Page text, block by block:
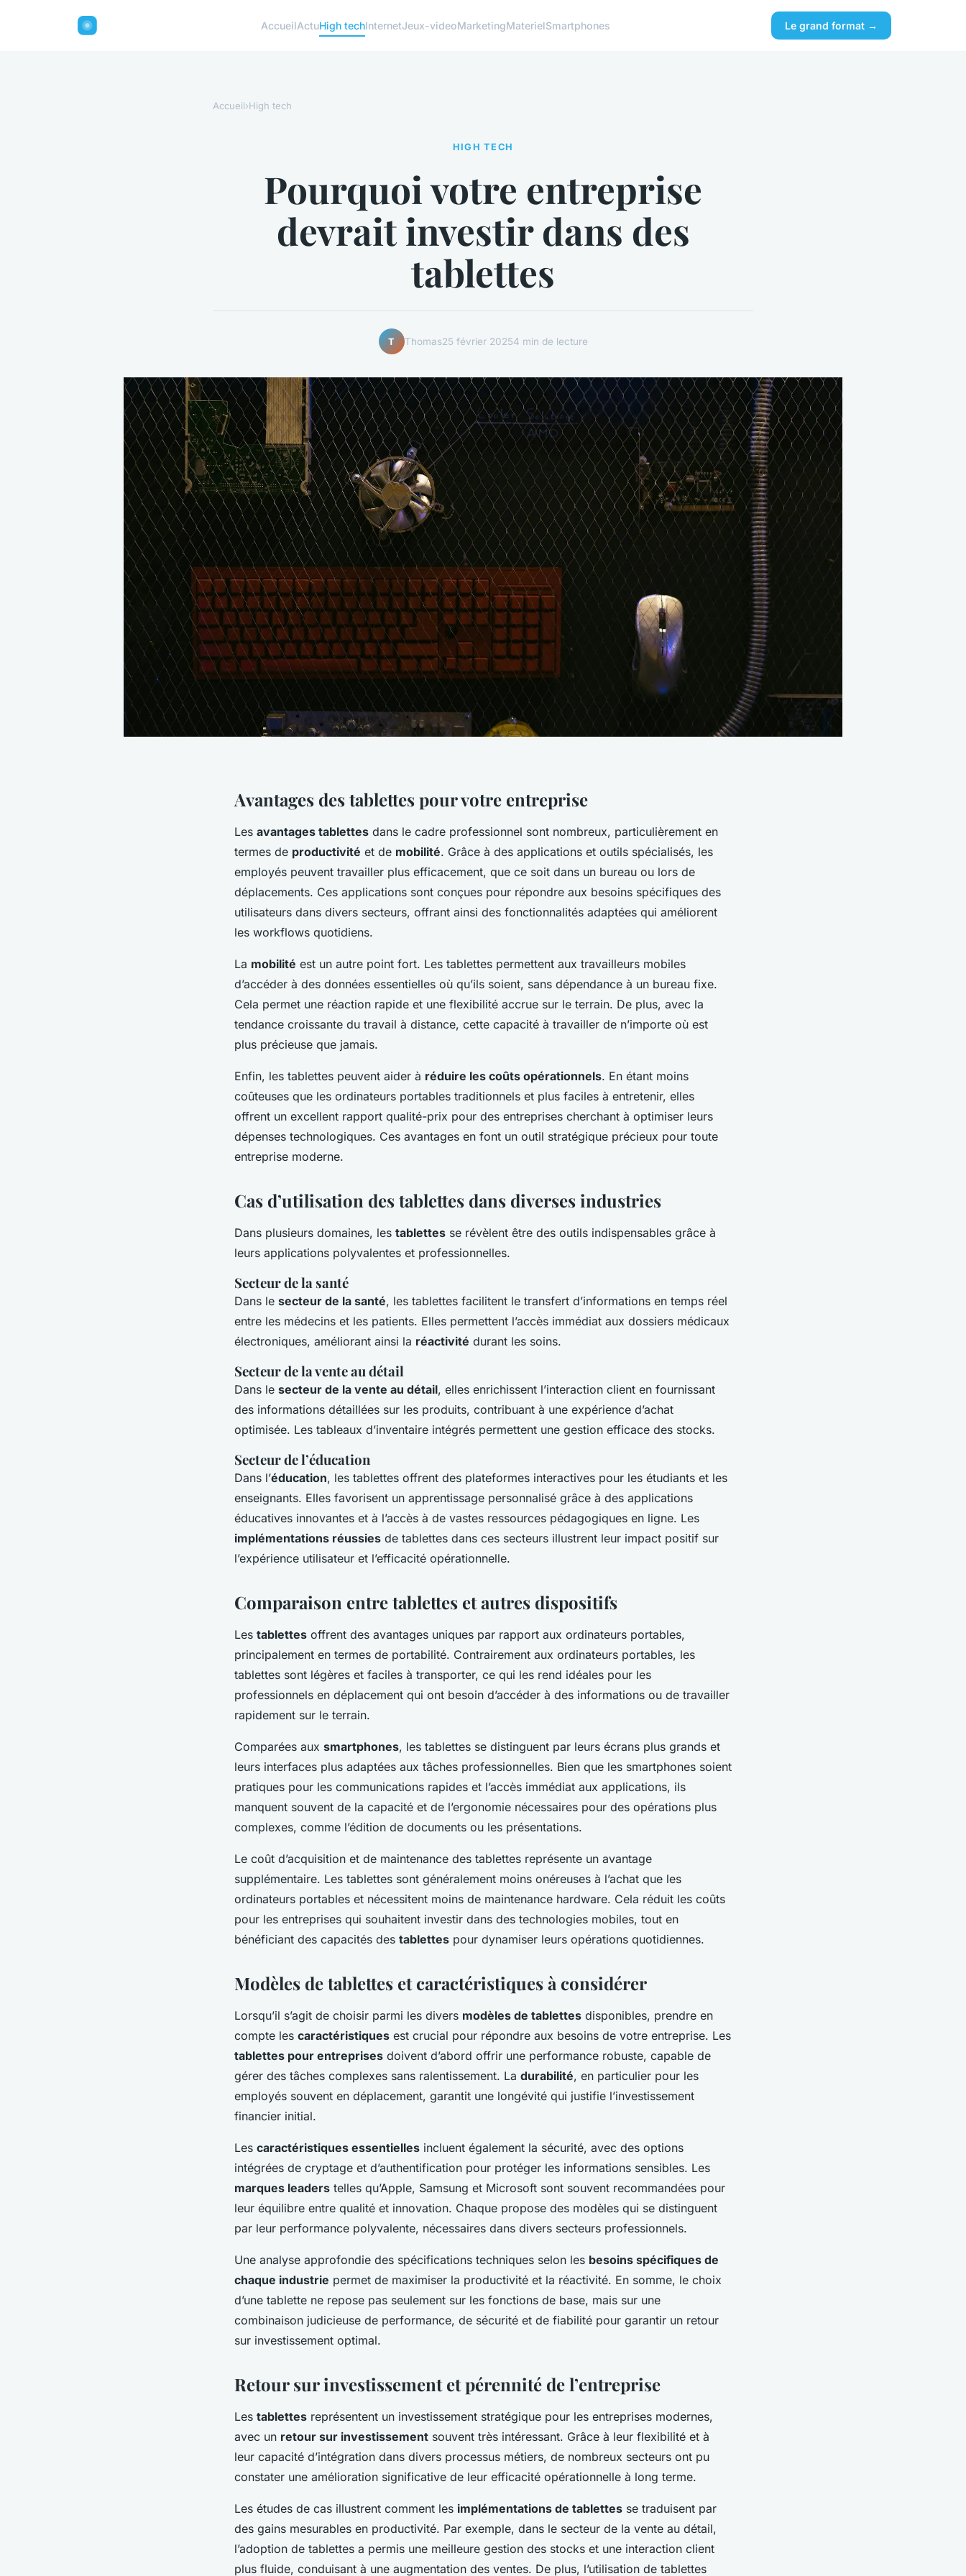
AccueilActuHigh techInternetJeux-videoMarketingMaterielSmartphones Le grand format →
Accueil›High tech
HIGH TECH
Pourquoi votre entreprise
devrait investir dans des
tablettes
T Thomas25 février 20254 min de lecture
Avantages des tablettes pour votre entreprise
Les avantages tablettes dans le cadre professionnel sont nombreux, particulièrement en
termes de productivité et de mobilité. Grâce à des applications et outils spécialisés, les
employés peuvent travailler plus efficacement, que ce soit dans un bureau ou lors de
déplacements. Ces applications sont conçues pour répondre aux besoins spécifiques des
utilisateurs dans divers secteurs, offrant ainsi des fonctionnalités adaptées qui améliorent
les workflows quotidiens.
La mobilité est un autre point fort. Les tablettes permettent aux travailleurs mobiles
d’accéder à des données essentielles où qu’ils soient, sans dépendance à un bureau fixe.
Cela permet une réaction rapide et une flexibilité accrue sur le terrain. De plus, avec la
tendance croissante du travail à distance, cette capacité à travailler de n’importe où est
plus précieuse que jamais.
Enfin, les tablettes peuvent aider à réduire les coûts opérationnels. En étant moins
coûteuses que les ordinateurs portables traditionnels et plus faciles à entretenir, elles
offrent un excellent rapport qualité-prix pour des entreprises cherchant à optimiser leurs
dépenses technologiques. Ces avantages en font un outil stratégique précieux pour toute
entreprise moderne.
Cas d’utilisation des tablettes dans diverses industries
Dans plusieurs domaines, les tablettes se révèlent être des outils indispensables grâce à
leurs applications polyvalentes et professionnelles.
Secteur de la santé
Dans le secteur de la santé, les tablettes facilitent le transfert d’informations en temps réel
entre les médecins et les patients. Elles permettent l’accès immédiat aux dossiers médicaux
électroniques, améliorant ainsi la réactivité durant les soins.
Secteur de la vente au détail
Dans le secteur de la vente au détail, elles enrichissent l’interaction client en fournissant
des informations détaillées sur les produits, contribuant à une expérience d’achat
optimisée. Les tableaux d’inventaire intégrés permettent une gestion efficace des stocks.
Secteur de l’éducation
Dans l’éducation, les tablettes offrent des plateformes interactives pour les étudiants et les
enseignants. Elles favorisent un apprentissage personnalisé grâce à des applications
éducatives innovantes et à l’accès à de vastes ressources pédagogiques en ligne. Les
implémentations réussies de tablettes dans ces secteurs illustrent leur impact positif sur
l’expérience utilisateur et l’efficacité opérationnelle.
Comparaison entre tablettes et autres dispositifs
Les tablettes offrent des avantages uniques par rapport aux ordinateurs portables,
principalement en termes de portabilité. Contrairement aux ordinateurs portables, les
tablettes sont légères et faciles à transporter, ce qui les rend idéales pour les
professionnels en déplacement qui ont besoin d’accéder à des informations ou de travailler
rapidement sur le terrain.
Comparées aux smartphones, les tablettes se distinguent par leurs écrans plus grands et
leurs interfaces plus adaptées aux tâches professionnelles. Bien que les smartphones soient
pratiques pour les communications rapides et l’accès immédiat aux applications, ils
manquent souvent de la capacité et de l’ergonomie nécessaires pour des opérations plus
complexes, comme l’édition de documents ou les présentations.
Le coût d’acquisition et de maintenance des tablettes représente un avantage
supplémentaire. Les tablettes sont généralement moins onéreuses à l’achat que les
ordinateurs portables et nécessitent moins de maintenance hardware. Cela réduit les coûts
pour les entreprises qui souhaitent investir dans des technologies mobiles, tout en
bénéficiant des capacités des tablettes pour dynamiser leurs opérations quotidiennes.
Modèles de tablettes et caractéristiques à considérer
Lorsqu’il s’agit de choisir parmi les divers modèles de tablettes disponibles, prendre en
compte les caractéristiques est crucial pour répondre aux besoins de votre entreprise. Les
tablettes pour entreprises doivent d’abord offrir une performance robuste, capable de
gérer des tâches complexes sans ralentissement. La durabilité, en particulier pour les
employés souvent en déplacement, garantit une longévité qui justifie l’investissement
financier initial.
Les caractéristiques essentielles incluent également la sécurité, avec des options
intégrées de cryptage et d’authentification pour protéger les informations sensibles. Les
marques leaders telles qu’Apple, Samsung et Microsoft sont souvent recommandées pour
leur équilibre entre qualité et innovation. Chaque propose des modèles qui se distinguent
par leur performance polyvalente, nécessaires dans divers secteurs professionnels.
Une analyse approfondie des spécifications techniques selon les besoins spécifiques de
chaque industrie permet de maximiser la productivité et la réactivité. En somme, le choix
d’une tablette ne repose pas seulement sur les fonctions de base, mais sur une
combinaison judicieuse de performance, de sécurité et de fiabilité pour garantir un retour
sur investissement optimal.
Retour sur investissement et pérennité de l’entreprise
Les tablettes représentent un investissement stratégique pour les entreprises modernes,
avec un retour sur investissement souvent très intéressant. Grâce à leur flexibilité et à
leur capacité d’intégration dans divers processus métiers, de nombreux secteurs ont pu
constater une amélioration significative de leur efficacité opérationnelle à long terme.
Les études de cas illustrent comment les implémentations de tablettes se traduisent par
des gains mesurables en productivité. Par exemple, dans le secteur de la vente au détail,
l’adoption de tablettes a permis une meilleure gestion des stocks et une interaction client
plus fluide, conduisant à une augmentation des ventes. De plus, l’utilisation de tablettes